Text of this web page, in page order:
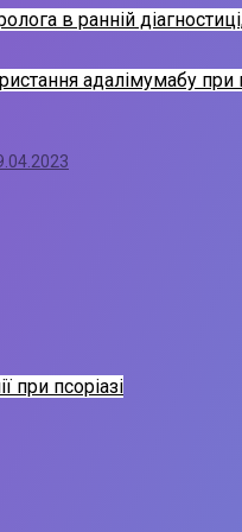
в ранній
адалімумабу при
при псоріазі